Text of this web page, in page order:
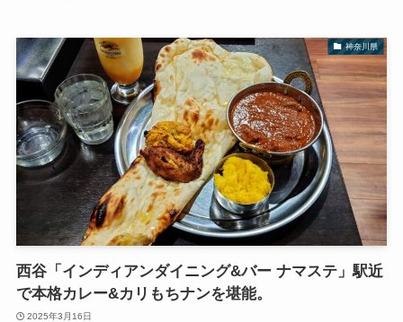
神奈川県
西谷「インディアンダイニング&バー ナマステ」駅近
で本格カレー&カリもちナンを堪能。
2025年3月16日